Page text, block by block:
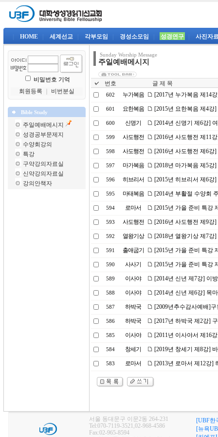
HOME 세계선교 각부모임 경성소모임 성경연구 사진자
비밀번호 기억
회원등록
비번분실
Bible Study
주일예배메시지
성경공부문제지
수양회강의
특강
구약강의자료실
신약강의자료실
강의안책자
Sunday Worship Message
주일예배메시지
번호 글 제 목
602 누가복음 [2017년 누가복음 제14
601 요한복음 [2015년 요한복음 제4강
600 신명기 [2014년 신명기 제6강]
599 사도행전 [2016년 사도행전 제11
598 사도행전 [2016년 사도행전 제6
597 마가복음 [2018년 마가복음 제5강
596 히브리서 [2015년 히브리서 제6강
595 마태복음 [2014년 부활절 수양회
594 로마서 [2015년 가을 준비 특강
593 사도행전 [2016년 사도행전 제9강
592 열왕기상 [2018년 열왕기상 제7강
591 출애굽기 [2015년 가을 준비 특강
590 사사기 [2015년 가을 준비 특강
589 이사야 [2014년 신년 제7강] 이
588 이사야 [2014년 신년 제6강] 목
587 하박국 [2009년추수감사예배]
586 하박국 [2017년 하박국 제2강]
585 이사야 [2011년 이사야서 제16
584 창세기 [2019년 창세기 제8강]
583 로마서 [2013년 로마서 제12강]
서울 동대문구 이문2동 264-231
Tel:070-7119-3521,02-968-4586
Fax:02-965-8594
[UBF한
[뉴욕